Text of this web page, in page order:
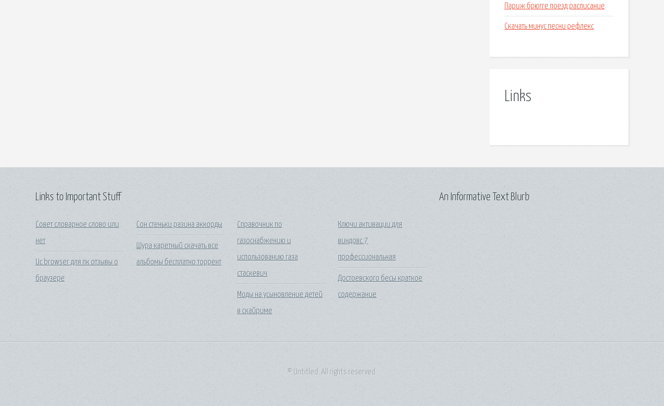
Париж брюгге поезд расписание
Скачать минус песни рефлекс
Links
Links to Important Stuff
Совет словарное слово или
нет
Uc browser для пк отзывы о
браузере
Сон стеньки разина аккорды
Шура каретный скачать все
альбомы бесплатно торрент
Справочник по
газоснабжению и
использованию газа
стаскевич
Моды на усыновление детей
в скайриме
Ключи активации для
виндовс 7
профессиональная
Достоевского бесы краткое
содержание
An Informative Text Blurb
© Untitled. All rights reserved.